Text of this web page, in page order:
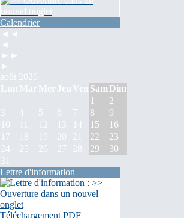
Calendrier
◄◄
◄
►►
►
août 2026
Lun Mar Mer Jeu Ven Sam Dim
1
2
3
4 5 6 7 8
9
10
11 12 13 14 15
16
17
18 19 20 21 22
23
24
25 26 27 28 29
30
31
Lettre d'information
Téléchargement PDF